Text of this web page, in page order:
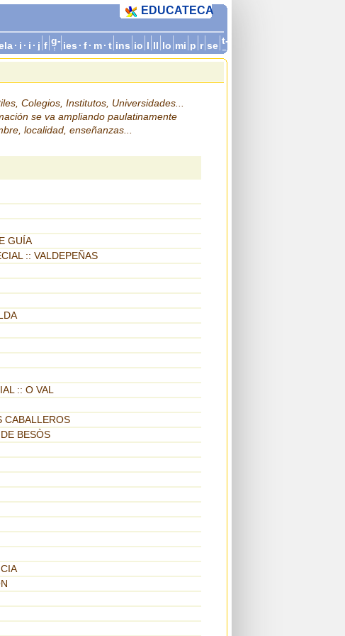
· i · i · j f g-
i
ies · f · m · t ins io lo mi p r se t-
z
EDUCATECA
Colegios, Institutos, Universidades...
se va ampliando paulatinamente
localidad, enseñanzas...
GUÍA
:: VALDEPEÑAS
:: O VAL
CABALLEROS
BESÒS